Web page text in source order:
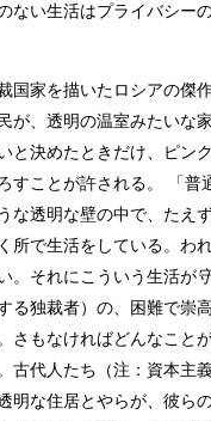
ない生活はプライバシー
国家を描いたロシアの傑
が、透明の温室みたいな
と決めたときだけ、ピン
すことが許される。 「普
な透明な壁の中で、たえ
所で生活をしている。わ
。それにこういう生活が
る独裁者）の、困難で崇
さもなければどんなこと
古代人たち（注：資本主
明な住居とやらが、彼ら